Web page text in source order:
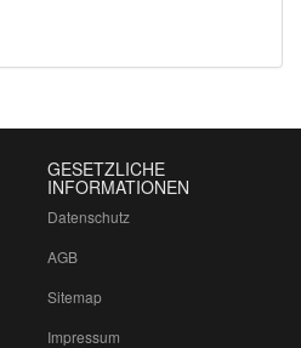
GESETZLICHE
INFORMATIONEN
Datenschutz
AGB
Sitemap
Impressum